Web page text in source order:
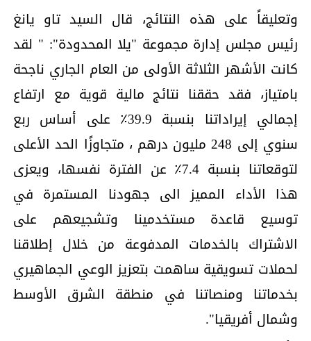
وتعليقاً على هذه النتائج، قال السيد تاو يانغ
رئيس مجلس إدارة مجموعة "يلا المحدودة": " لقد
كانت الأشهر الثلاثة الأولى من العام الجاري ناجحة
بامتياز، فقد حققنا نتائج مالية قوية مع ارتفاع
إجمالي إيراداتنا بنسبة 39.9٪ على أساس ربع
سنوي إلى 248 مليون درهم ، متجاوزًا الحد الأعلى
لتوقعاتنا بنسبة 7.4٪ عن الفترة نفسها، ويعزى
هذا الأداء المميز الى جهودنا المستمرة في
توسيع قاعدة مستخدمينا وتشجيعهم على
الاشتراك بالخدمات المدفوعة من خلال إطلاقنا
لحملات تسويقية ساهمت بتعزيز الوعي الجماهيري
بخدماتنا ومنصاتنا في منطقة الشرق الأوسط
وشمال أفريقيا".